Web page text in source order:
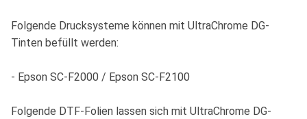
Folgende Drucksysteme können mit UltraChrome DG-
Tinten befüllt werden:
- Epson SC-F2000 / Epson SC-F2100
Folgende DTF-Folien lassen sich mit UltraChrome DG-